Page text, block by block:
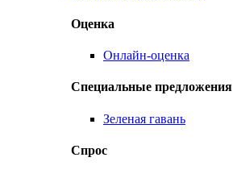
Оценка
Онлайн-оценка
Специальные предложения
Зеленая гавань
Спрос